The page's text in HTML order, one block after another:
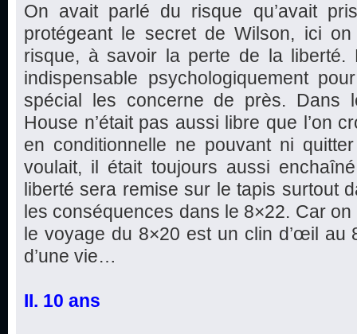
On avait parlé du risque qu’avait
protégeant le secret de Wilson, ici
risque, à savoir la perte de la liberté.
indispensable psychologiquement
spécial les concerne de près. Dans
House n’était pas aussi libre que l’on
en conditionnelle ne pouvant ni
voulait, il était toujours aussi
liberté sera remise sur le tapis surtout
les conséquences dans le 8×22. Car
le voyage du 8×20 est un clin d’œil au
d’une vie…
II. 10 ans